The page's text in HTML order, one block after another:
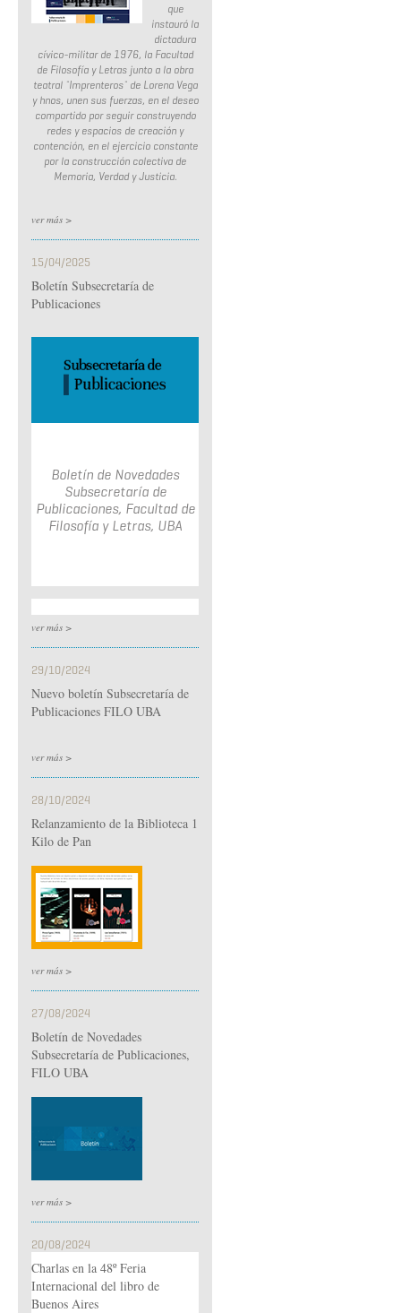
que
instauró la
dictadura
cívico-militar de 1976, la Facultad
de Filosofía y Letras junto a la obra
teatral ¨Imprenteros¨ de Lorena Vega
y hnos, unen sus fuerzas, en el deseo
compartido por seguir construyendo
redes y espacios de creación y
contención, en el ejercicio constante
por la construcción colectiva de
Memoria, Verdad y Justicia.
ver más >
15/04/2025
Boletín Subsecretaría de
Publicaciones
Boletín de Novedades
Subsecretaría de
Publicaciones, Facultad de
Filosofía y Letras, UBA
ver más >
29/10/2024
Nuevo boletín Subsecretaría de
Publicaciones FILO UBA
ver más >
28/10/2024
Relanzamiento de la Biblioteca 1
Kilo de Pan
ver más >
27/08/2024
Boletín de Novedades
Subsecretaría de Publicaciones,
FILO UBA
ver más >
20/08/2024
Charlas en la 48º Feria
Internacional del libro de
Buenos Aires